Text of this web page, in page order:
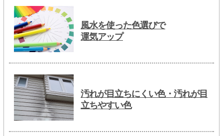
風水を使った色選びで
運気アップ
汚れが目立ちにくい色・汚れが目
立ちやすい色